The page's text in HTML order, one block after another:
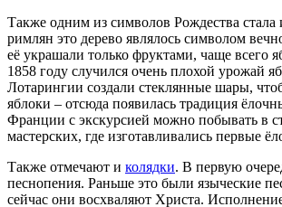
Также одним из символов Рождества стала
римлян это дерево являлось символом
её украшали только фруктами, чаще всего
1858 году случился очень плохой урожай
Лотарингии создали стеклянные шары,
яблоки – отсюда появилась традиция
Франции с экскурсией можно побывать в
мастерских, где изготавливались первые
Также отмечают и колядки. В первую
песнопения. Раньше это были языческие
сейчас они восхваляют Христа.